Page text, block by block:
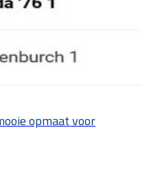
opmaat voor